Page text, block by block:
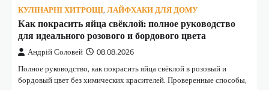
КУЛІНАРНІ ХИТРОЩІ, ЛАЙФХАКИ ДЛЯ ДОМУ
Как покрасить яйца свёклой: полное руководство
для идеального розового и бордового цвета
Андрій Соловей 08.08.2026
Полное руководство, как покрасить яйца свёклой в розовый и
бордовый цвет без химических красителей. Проверенные способы,